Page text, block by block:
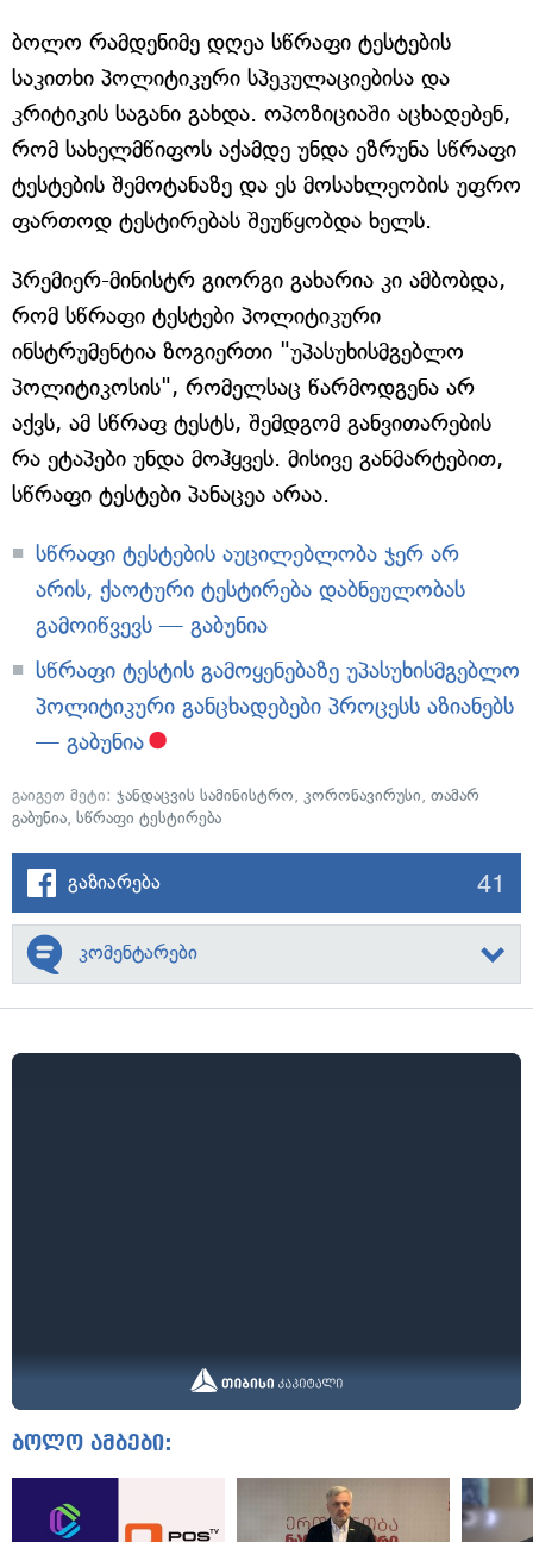
ბოლო რამდენიმე დღეა სწრაფი ტესტების
საკითხი პოლიტიკური სპეკულაციებისა და
კრიტიკის საგანი გახდა. ოპოზიციაში აცხადებენ,
რომ სახელმწიფოს აქამდე უნდა ეზრუნა სწრაფი
ტესტების შემოტანაზე და ეს მოსახლეობის უფრო
ფართოდ ტესტირებას შეუწყობდა ხელს.
პრემიერ-მინისტრ გიორგი გახარია კი ამბობდა,
რომ სწრაფი ტესტები პოლიტიკური
ინსტრუმენტია ზოგიერთი "უპასუხისმგებლო
პოლიტიკოსის", რომელსაც წარმოდგენა არ
აქვს, ამ სწრაფ ტესტს, შემდგომ განვითარების
რა ეტაპები უნდა მოჰყვეს. მისივე განმარტებით,
სწრაფი ტესტები პანაცეა არაა.
სწრაფი ტესტების აუცილებლობა ჯერ არ
არის, ქაოტური ტესტირება დაბნეულობას
გამოიწვევს — გაბუნია
სწრაფი ტესტის გამოყენებაზე უპასუხისმგებლო
პოლიტიკური განცხადებები პროცესს აზიანებს
— გაბუნია
გაიგეთ მეტი: ჯანდაცვის სამინისტრო, კორონავირუსი, თამარ
გაბუნია, სწრაფი ტესტირება
გაზიარება 41
კომენტარები
ბოლო ამბები: